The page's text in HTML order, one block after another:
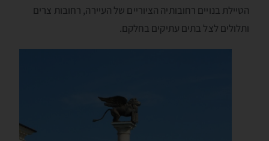
הטיילת בנויים רחובותיה הציוריים של העיירה, רחובות צרים
ותלולים לצל בתים עתיקים בחלקם.